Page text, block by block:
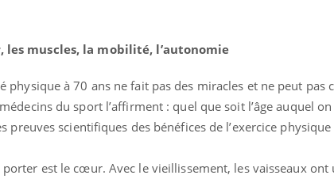
muscles, la mobilité, l’autonomie
physique à 70 ans ne fait pas des miracles et ne peut pas
du sport l’affirment : quel que soit l’âge auquel
preuves scientifiques des bénéfices de l’exercice
est le cœur. Avec le vieillissement, les vaisseaux ont